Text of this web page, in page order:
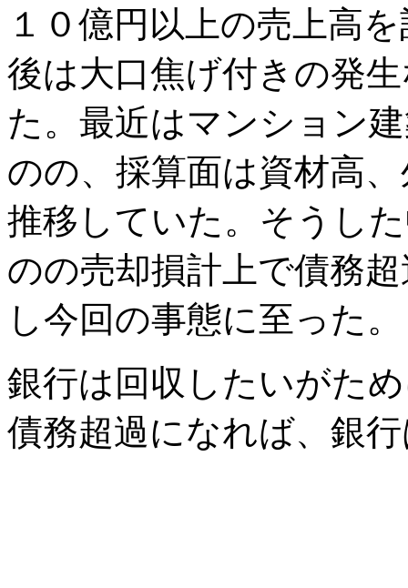
１０億円以上の売上高
後は大口焦げ付きの発
た。最近はマンション
のの、採算面は資材高
推移していた。そうし
のの売却損計上で債務
し今回の事態に至った。
銀行は回収したいがた
債務超過になれば、銀